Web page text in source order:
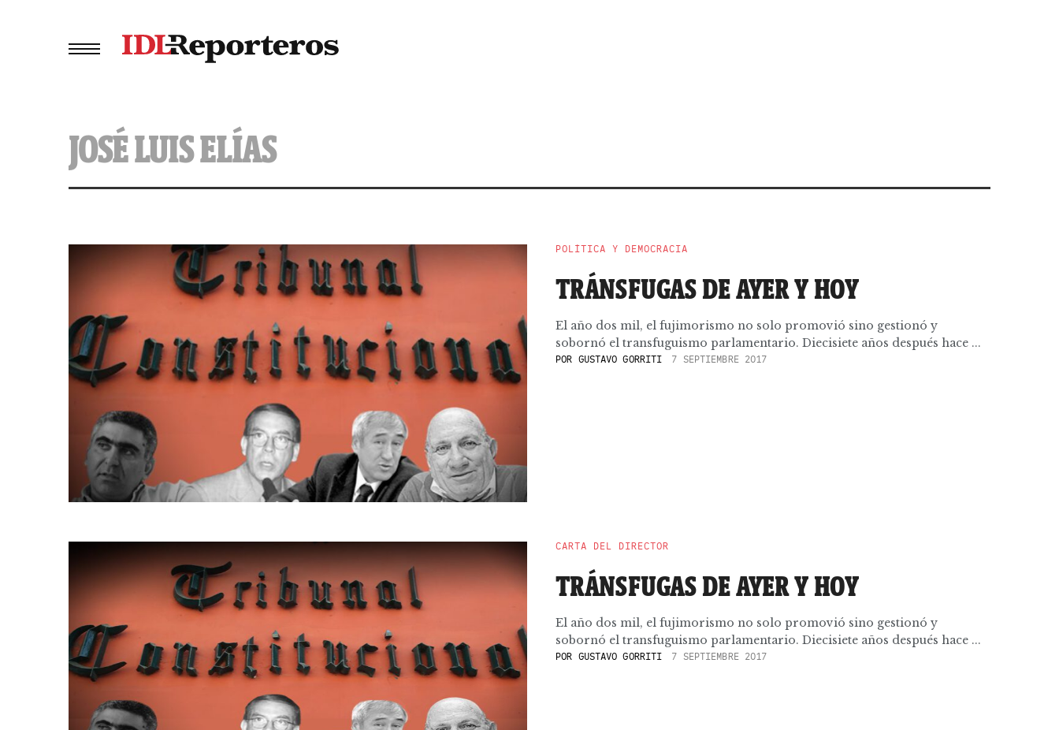
JOSÉ LUIS ELÍAS
POLÍTICA Y DEMOCRACIA
TRÁNSFUGAS DE AYER Y HOY
El año dos mil, el fujimorismo no solo promovió sino gestionó y
sobornó el transfuguismo parlamentario. Diecisiete años después hace ...
POR GUSTAVO GORRITI 7 SEPTIEMBRE 2017
CARTA DEL DIRECTOR
TRÁNSFUGAS DE AYER Y HOY
El año dos mil, el fujimorismo no solo promovió sino gestionó y
sobornó el transfuguismo parlamentario. Diecisiete años después hace ...
POR GUSTAVO GORRITI 7 SEPTIEMBRE 2017